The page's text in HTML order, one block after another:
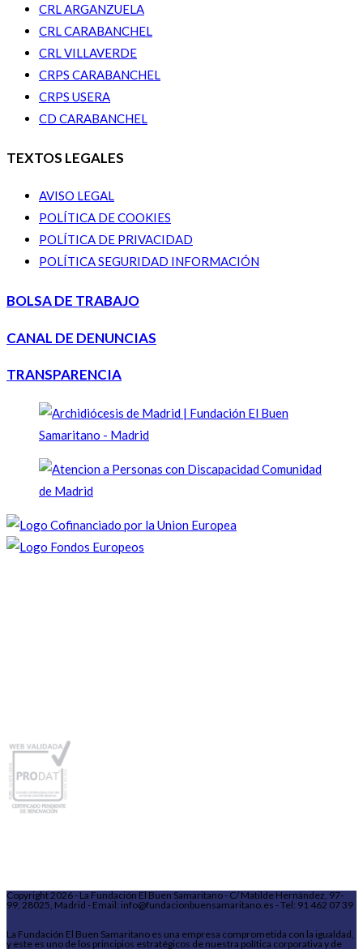
CRL ARGANZUELA
CRL CARABANCHEL
CRL VILLAVERDE
CRPS CARABANCHEL
CRPS USERA
CD CARABANCHEL
TEXTOS LEGALES
AVISO LEGAL
POLÍTICA DE COOKIES
POLÍTICA DE PRIVACIDAD
POLÍTICA SEGURIDAD INFORMACIÓN
BOLSA DE TRABAJO
CANAL DE DENUNCIAS
TRANSPARENCIA
Copyright 2026 - La Fundación El Buen Samaritano - C/ Matilde Hernández, 97-
99, 28025, Madrid - Email: info@fundacionbuensamaritano.es - Tel: 91 462 07 39
La Fundación El Buen Samaritano es una empresa comprometida con la igualdad,
y este es uno de los principios estratégicos de nuestra política corporativa y de